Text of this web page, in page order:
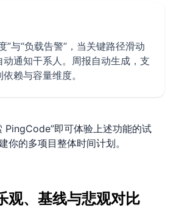
”与“负载告警”，当关键路径滑动
通知干系人。周报自动生成，支
赖与容量维度。
PingCode”即可体验上述功能的试
你的多项目整体时间计划。
观、基线与悲观对比